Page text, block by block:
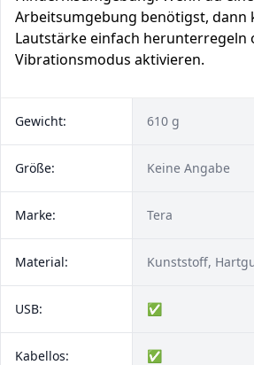
Arbeitsumgebung benötigst, dann
Lautstärke einfach herunterregeln
Vibrationsmodus aktivieren.
Gewicht: 610 g
Größe: Keine Angabe
Marke: Tera
Material: Kunststoff,
USB: ✅
Kabellos: ✅